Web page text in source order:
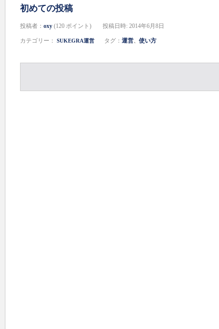
初めての投稿
投稿者： oxy (120 ポイント) 投稿日時: 2014年6月8日
カテゴリー： SUKEGRA運営 タグ： 運営、 使い方